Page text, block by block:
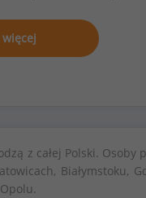
z całej Polski. Osoby
Białymstoku,